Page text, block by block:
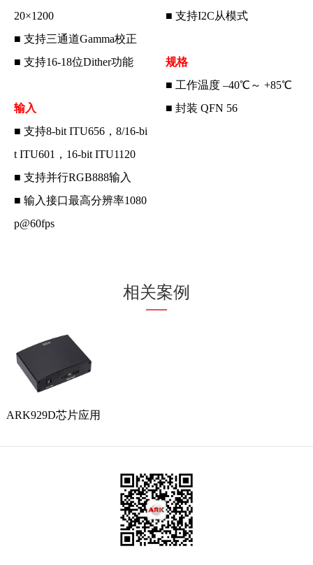
20×1200
■ 支持三通道Gamma校正
■ 支持16-18位Dither功能
输入
■ 支持8-bitITU656， 8/16-bi
t ITU601， 16-bitITU1120
■ 支持并行RGB888输入
■ 输入接口最高分辨率1080
p@60fps
■ 支持I2C从模式
规格
■ 工作温度 –40℃～ +85℃
■ 封装 QFN 56
相关案例
ARK929D芯片应用